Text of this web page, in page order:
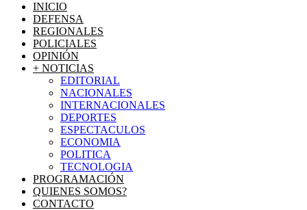
INICIO
DEFENSA
REGIONALES
POLICIALES
OPINIÓN
+ NOTICIAS
EDITORIAL
NACIONALES
INTERNACIONALES
DEPORTES
ESPECTACULOS
ECONOMIA
POLITICA
TECNOLOGIA
PROGRAMACIÓN
QUIENES SOMOS?
CONTACTO